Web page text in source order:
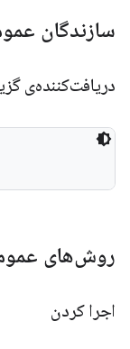
سازندگان
دریافت‌کننده‌ی
روش‌های
اجرا کردن